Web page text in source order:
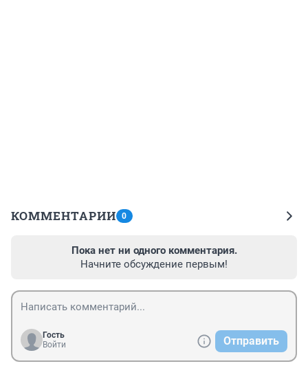
КОММЕНТАРИИ 0
Пока нет ни одного комментария.
Начните обсуждение первым!
Гость
Войти
Отправить